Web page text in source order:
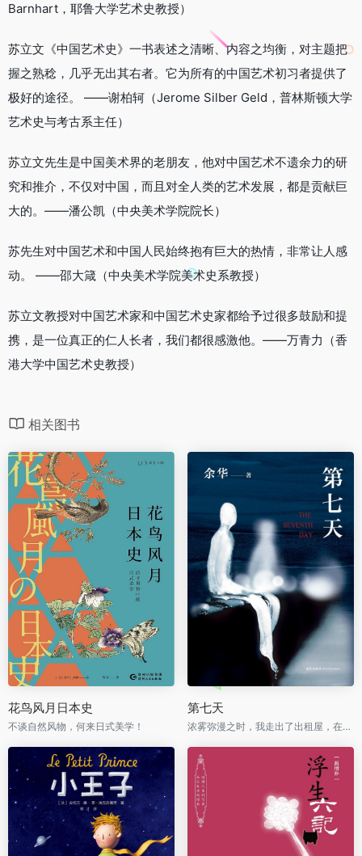
Barnhart，耶鲁大学艺术史教授）
苏立文《中国艺术史》一书表述之清晰、内容之均衡，对主题把
握之熟稔，几乎无出其右者。它为所有的中国艺术初习者提供了
极好的途径。 ——谢柏轲（Jerome Silber Geld，普林斯顿大学
艺术史与考古系主任）
苏立文先生是中国美术界的老朋友，他对中国艺术不遗余力的研
究和推介，不仅对中国，而且对全人类的艺术发展，都是贡献巨
大的。——潘公凯（中央美术学院院长）
苏先生对中国艺术和中国人民始终抱有巨大的热情，非常让人感
动。 ——邵大箴（中央美术学院美术史系教授）
苏立文教授对中国艺术家和中国艺术史家都给予过很多鼓励和提
携，是一位真正的仁人长者，我们都很感激他。——万青力（香
港大学中国艺术史教授）
相关图书
花鸟风月日本史
不谈自然风物，何来日式美学！
第七天
浓雾弥漫之时，我走出了出租屋，在空虚混沌的城市里孑孓而行。